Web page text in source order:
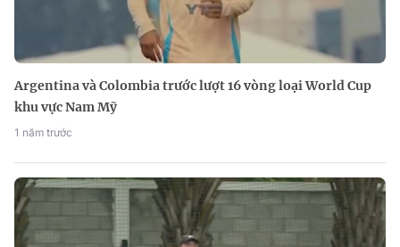
Argentina và Colombia trước lượt 16 vòng loại World Cup
khu vực Nam Mỹ
1 năm trước